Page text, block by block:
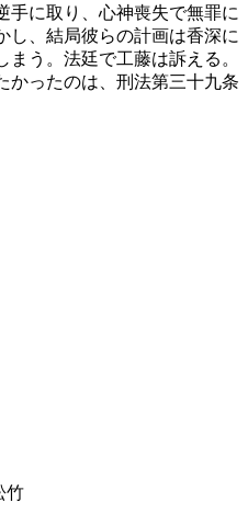
手に取り、心神喪失で無罪に
し、結局彼らの計画は香深に
う。法廷で工藤は訴える。
かったのは、刑法第三十九条
竹